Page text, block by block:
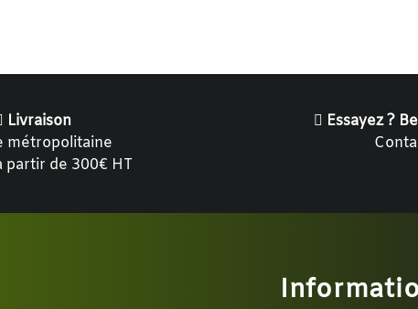
Livraison
métropolitaine
partir de 300€ HT
Essayez ?